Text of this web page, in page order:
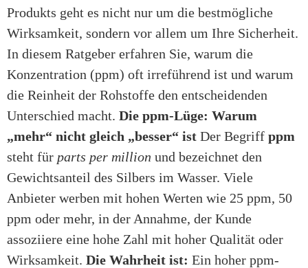
Produkts geht es nicht nur um die bestmögliche
Wirksamkeit, sondern vor allem um Ihre Sicherheit.
In diesem Ratgeber erfahren Sie, warum die
Konzentration (ppm) oft irreführend ist und warum
die Reinheit der Rohstoffe den entscheidenden
Unterschied macht. Die ppm-Lüge: Warum
„mehr“ nicht gleich „besser“ ist Der Begriff ppm
steht für parts per million und bezeichnet den
Gewichtsanteil des Silbers im Wasser. Viele
Anbieter werben mit hohen Werten wie 25 ppm, 50
ppm oder mehr, in der Annahme, der Kunde
assoziiere eine hohe Zahl mit hoher Qualität oder
Wirksamkeit. Die Wahrheit ist: Ein hoher ppm-